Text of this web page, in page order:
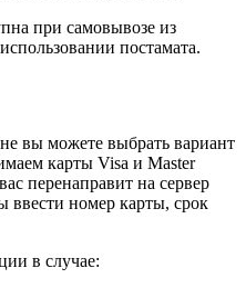
при самовывозе из
постамата.
вы можете выбрать вариант
карты Visa и Master
перенаправит на сервер
ввести номер карты, срок
в случае: